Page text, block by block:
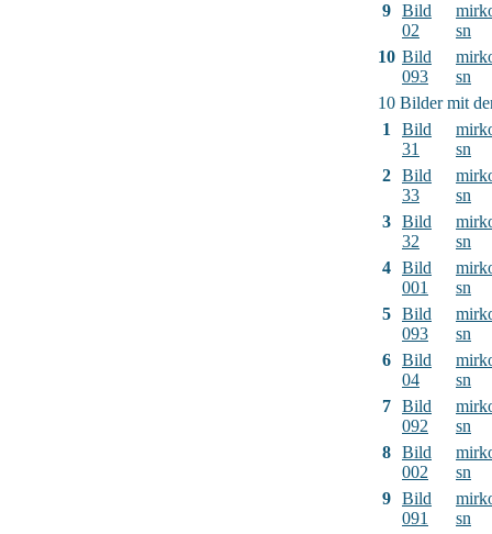
9 Bild
02
sn
10 Bild
093
sn
10 Bilder mit
1
Bild
31
sn
2 Bild
33
sn
3 Bild
32
sn
4 Bild
001
sn
5 Bild
093
sn
6 Bild
04
sn
7 Bild
092
sn
8 Bild
002
sn
9 Bild
091
sn